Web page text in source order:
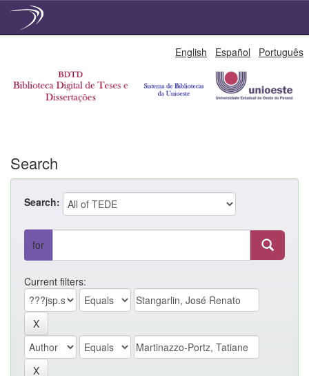
English Español Português
Search
Search:
for
Current filters: